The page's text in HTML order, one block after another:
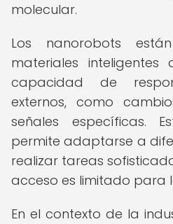
molecular.
Los nanorobots
materiales
capacidad de
externos, como
señales específicas.
permite adaptarse a
realizar tareas
acceso es limitado para
En el contexto de la